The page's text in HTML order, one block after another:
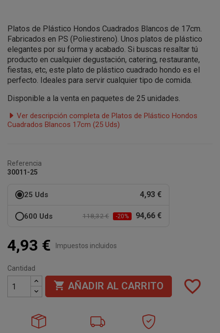
Platos de Plástico Hondos Cuadrados Blancos de 17cm.
Fabricados en PS (Poliestireno). Unos platos de plástico
elegantes por su forma y acabado. Si buscas resaltar tú
producto en cualquier degustación, catering, restaurante,
fiestas, etc, este plato de plástico cuadrado hondo es el
perfecto. Ideales para servir cualquier tipo de comida.
Disponible a la venta en paquetes de 25 unidades.
Ver descripción completa de Platos de Plástico Hondos
Cuadrados Blancos 17cm (25 Uds)
Referencia
30011-25
25 Uds 4,93 €
600 Uds 118,32 € -20% 94,66 €
4,93 € Impuestos incluidos
Cantidad
 AÑADIR AL CARRITO favorite_border